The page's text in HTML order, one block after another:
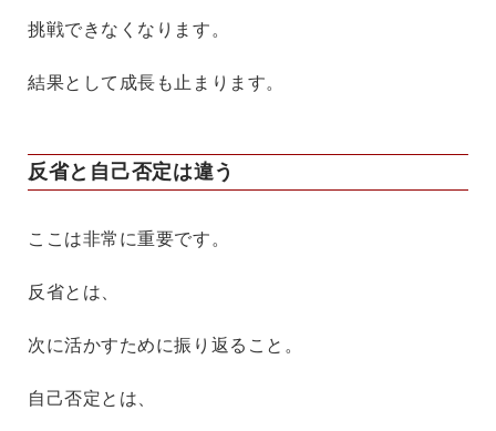
挑戦できなくなります。
結果として成長も止まります。
反省と自己否定は違う
ここは非常に重要です。
反省とは、
次に活かすために振り返ること。
自己否定とは、